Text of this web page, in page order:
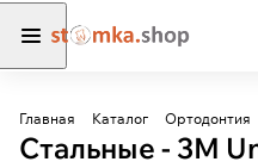
Главная Каталог Ортодонтия
Стальные - 3M